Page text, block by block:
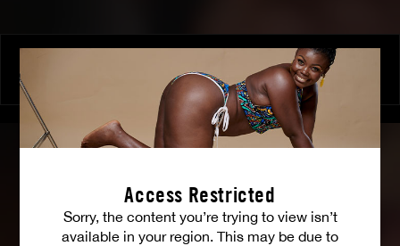
Access Restricted
Sorry, the content you’re trying to view isn’t
available in your region. This may be due to
SHALINA DEVINE